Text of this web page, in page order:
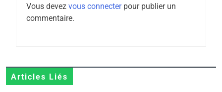
Vous devez vous connecterpour publier un
commentaire.
Articles Liés
6